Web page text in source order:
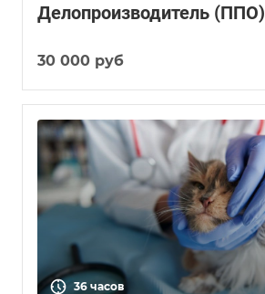
Делопроизводитель (ППО)
30 000 руб
36 часов